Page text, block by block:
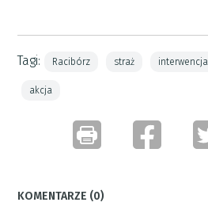
Tagi: Racibórz straż interwencja
akcja
KOMENTARZE (0)